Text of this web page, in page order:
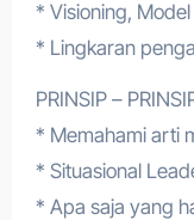
* Visioning, Model
* Lingkaran
PRINSIP –
* Memahami arti
* Situasional
* Apa saja yang